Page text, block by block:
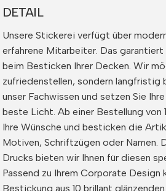
DETAIL
Unsere Stickerei verfügt über
erfahrene Mitarbeiter. Das garantiert
beim Besticken Ihrer Decken. Wir
zufriedenstellen, sondern langfristig
unser Fachwissen und setzen Sie
beste Licht. Ab einer Bestellung von
Ihre Wünsche und besticken die
Motiven, Schriftzügen oder Namen.
Drucks bieten wir Ihnen für diesen
Passend zu Ihrem Corporate Design
Bestickung aus 10 brillant